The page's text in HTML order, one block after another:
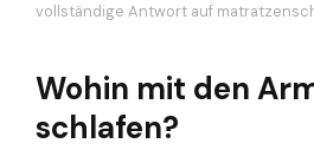
vollständige Antwort auf
Wohin mit den
schlafen?